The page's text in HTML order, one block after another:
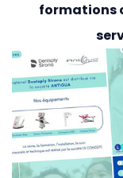
formations